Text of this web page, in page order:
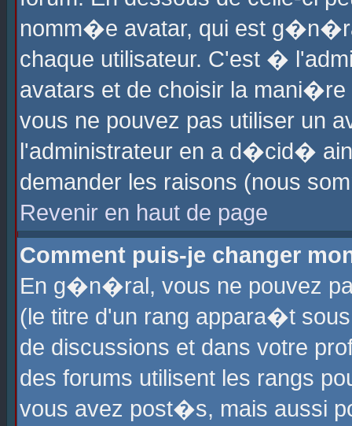
nomm�e avatar, qui est
chaque utilisateur. C'est �
avatars et de choisir la
vous ne pouvez pas utiliser un
l'administrateur en a d�cid�
demander les raisons (nous
Revenir en haut de page
Comment puis-je changer
En g�n�ral, vous ne pouvez
(le titre d'un rang appara�t
de discussions et dans votre
des forums utilisent les rangs
vous avez post�s, mais aussi